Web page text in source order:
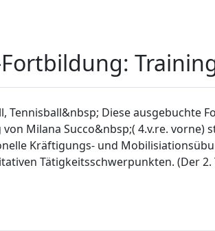
Tennisball&nbsp; Diese
Milana Succo&nbsp;( 4.v.re.
Kräftigungs- und
Tätigkeitsschwerpunkten. (Der